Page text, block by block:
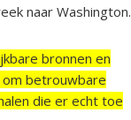
naar Washington.
bronnen en
om betrouwbare
die er echt toe